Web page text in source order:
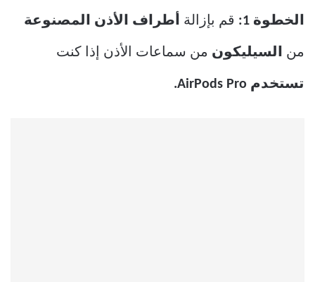
الخطوة 1: قم بإزالة أطراف الأذن المصنوعة
من السيليكون من سماعات الأذن إذا كنت
تستخدم AirPods Pro.